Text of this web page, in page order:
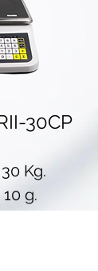
30CP
Kg.
g.